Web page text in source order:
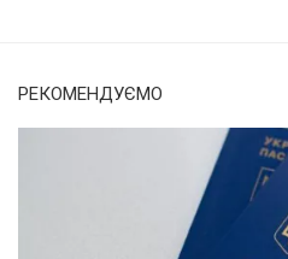
РЕКОМЕНДУЄМО